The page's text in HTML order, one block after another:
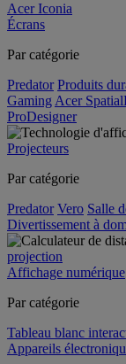
Acer Iconia
Écrans
Par catégorie
Predator Produits
Gaming Acer
ProDesigner
Projecteurs
Par catégorie
Predator Vero Salle
Divertissement à
projection
Affichage numérique
Par catégorie
Tableau blanc
Appareils